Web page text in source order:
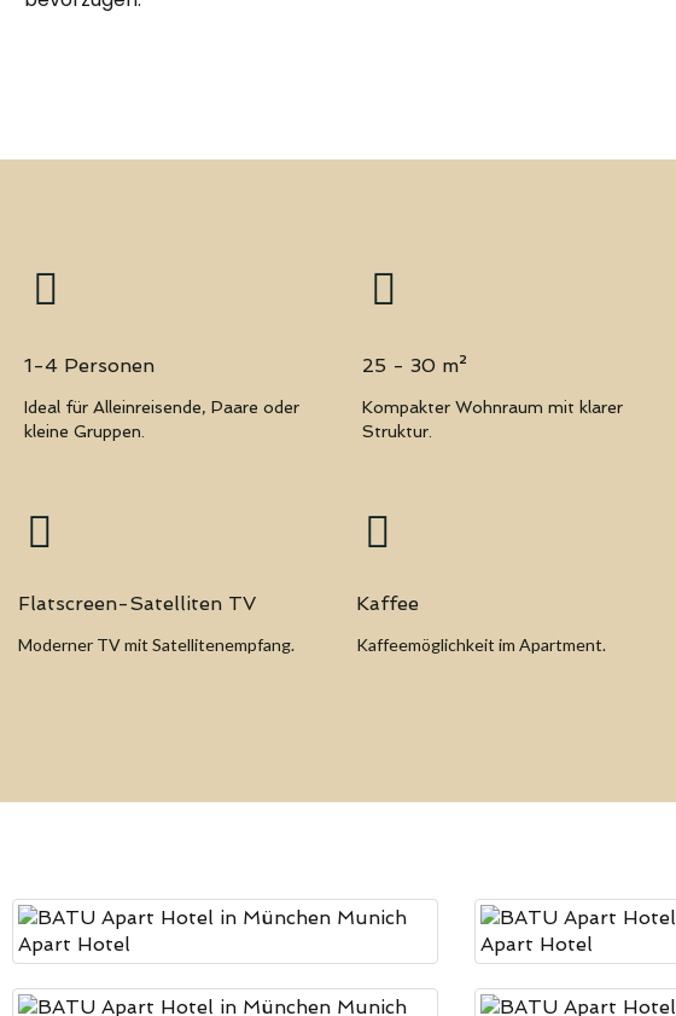
1-4 Personen
Ideal für Alleinreisende, Paare oder
kleine Gruppen.
25 - 30 m²
Kompakter Wohnraum mit klarer
Struktur.
Flatscreen-Satelliten TV
Moderner TV mit Satellitenempfang.
Kaffee
Kaffeemöglichkeit im Apartment.